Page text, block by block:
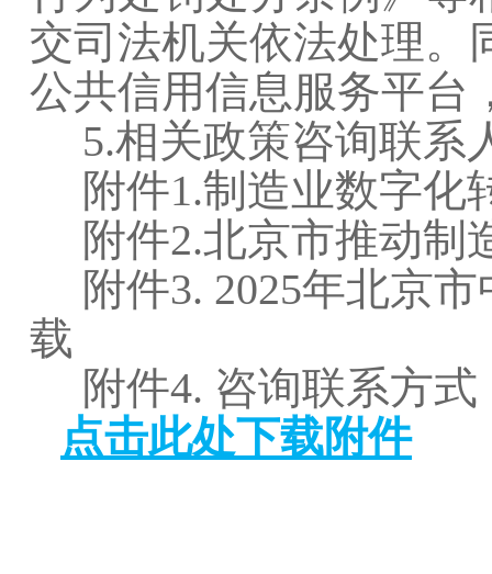
交司法机关依法处理。
公共信用信息服务平台
5.相关政策咨询联系
附件1.制造业数字化
附件2.北京市推动制
附件3. 2025年北京
载
附件4. 咨询联系方式
点击此处下载附件